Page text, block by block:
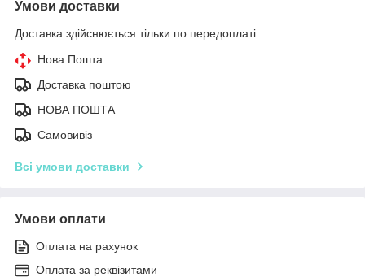
Умови доставки
Доставка здійснюється тільки по передоплаті.
Нова Пошта
Доставка поштою
НОВА ПОШТА
Самовивіз
Всі умови доставки
Умови оплати
Оплата на рахунок
Оплата за реквізитами